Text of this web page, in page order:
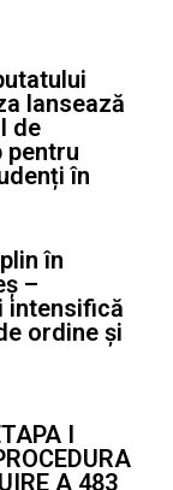
lansează
de
pentru
în
în
–
intensifică
ordine și
I
A 483